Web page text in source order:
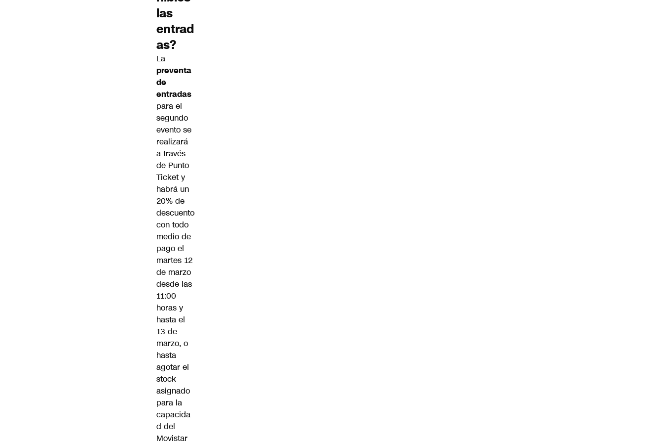
las
entrad
as?
La
preventa
de
entradas
para el
segundo
evento se
realizará
a través
de Punto
Tickety
habrá un
20% de
descuento
con todo
medio de
pago el
martes 12
de marzo
desde las
11:00
horas y
hasta el
13 de
marzo, o
hasta
agotar el
stock
asignado
para la
capacida
d del
Movistar